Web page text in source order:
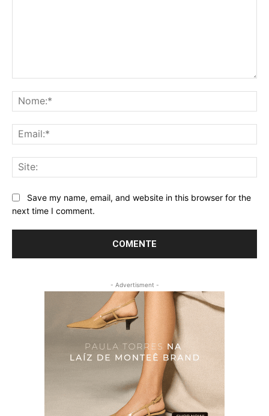
Save my name, email, and website in this browser for the
next time I comment.
- Advertisment -